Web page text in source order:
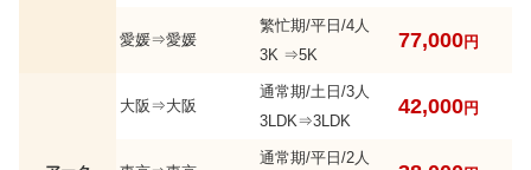
愛媛⇒愛媛
繁忙期/平日/4人
3K ⇒5K
77,000円
大阪⇒大阪
通常期/土日/3人
3LDK⇒3LDK
42,000円
通常期/平日/2人